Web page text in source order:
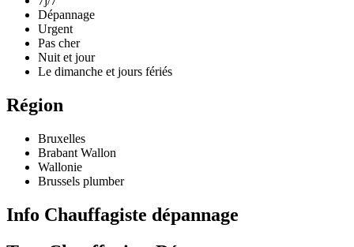
Dépannage
Urgent
Pas cher
Nuit et jour
Le dimanche et jours fériés
Région
Bruxelles
Brabant Wallon
Wallonie
Brussels plumber
Info Chauffagiste dépannage